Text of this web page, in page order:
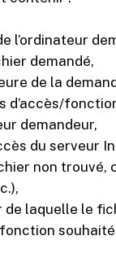
l’ordinateur
demandé,
de la
d’accès/
demandeur,
du serveur
non trouvé,
de laquelle le